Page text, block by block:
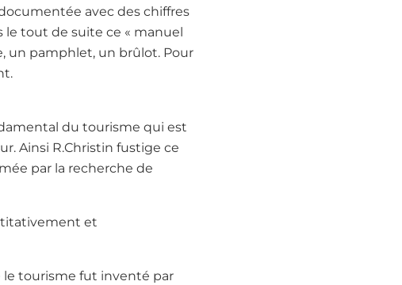
avec des chiffres
le tout de suite ce « manuel
un pamphlet, un brûlot. Pour
du tourisme qui est
Ainsi R.Christin fustige ce
par la recherche de
et
le tourisme fut inventé par